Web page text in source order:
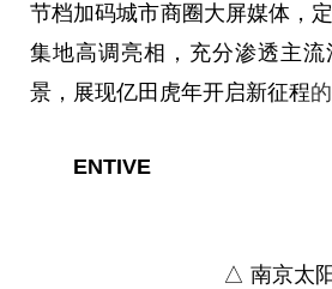
节档加码城市商圈大屏媒体，
集地高调亮相，充分渗透主
景，展现亿田虎年开启新征程的
ENTIVE
△ 南京太